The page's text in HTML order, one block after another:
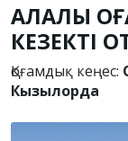
ҚАЛАЛЫҚ
КЕЗЕКТІ
Қоғамдық кеңес:
Кызылорда